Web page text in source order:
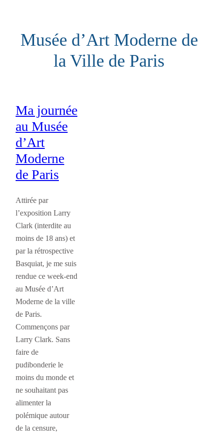
contenuMusée d’Art Moderne de
la Ville de Paris
Ma journée
au Musée
d’Art
Moderne
de Paris
Attirée par
l’exposition Larry
Clark (interdite au
moins de 18 ans) et
par la rétrospective
Basquiat, je me suis
rendue ce week-end
au Musée d’Art
Moderne de la ville
de Paris.
Commençons par
Larry Clark. Sans
faire de
pudibonderie le
moins du monde et
ne souhaitant pas
alimenter la
polémique autour
de la censure,